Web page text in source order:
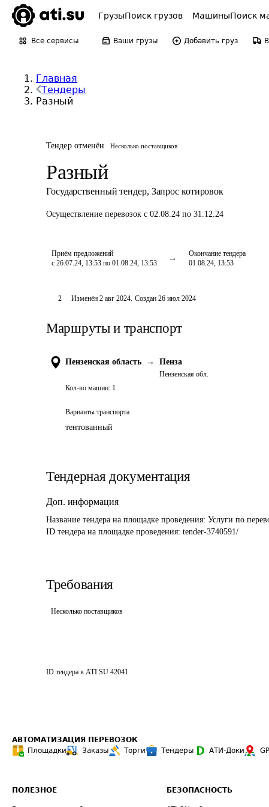
ГрузыПоиск грузов МашиныПоиск
Все сервисы Ваши грузы Добавить груз
Главная
Тендеры
Разный
Тендер отменён Несколько поставщиков
Разный
Государственный тендер, Запрос котировок
Осуществление перевозок с 02.08.24 по 31.12.24
Приём предложений
с 26.07.24, 13:53 по 01.08.24, 13:53
Окончание тендера
01.08.24, 13:53
2 Изменён 2 авг 2024. Создан 26 июл 2024
Маршруты и транспорт
Пензенская область → Пенза
Пензенская обл.
Кол-во машин: 1
Варианты транспорта
тентованный
Тендерная документация
Доп. информация
Название тендера на площадке проведения: Услуги по
ID тендера на площадке проведения: tender-3740591/
Требования
Несколько поставщиков
ID тендера в ATI.SU 42041
АВТОМАТИЗАЦИЯ ПЕРЕВОЗОК
Площадки
Заказы Торги Тендеры АТИ-Доки
ПОЛЕЗНОЕ БЕЗОПАСНОСТЬ